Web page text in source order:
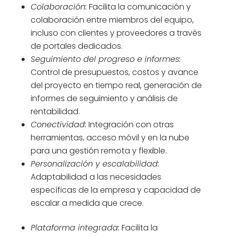
Colaboración: Facilita la comunicación y
colaboración entre miembros del equipo,
incluso con clientes y proveedores a través
de portales dedicados.
Seguimiento del progreso e informes:
Control de presupuestos, costos y avance
del proyecto en tiempo real, generación de
informes de seguimiento y análisis de
rentabilidad.
Conectividad: Integración con otras
herramientas, acceso móvil y en la nube
para una gestión remota y flexible.
Personalización y escalabilidad:
Adaptabilidad a las necesidades
específicas de la empresa y capacidad de
escalar a medida que crece.
Plataforma integrada: Facilita la